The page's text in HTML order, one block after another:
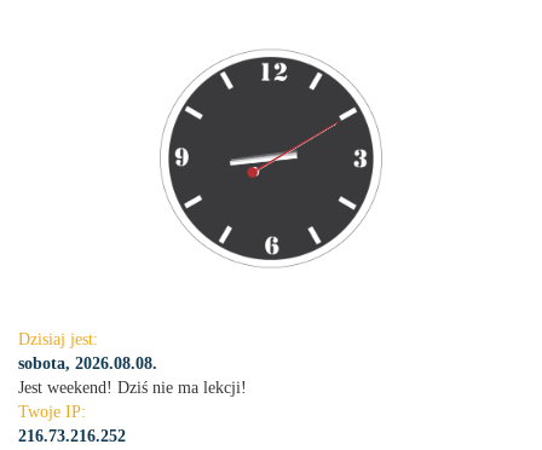
Dzisiaj jest:
sobota, 2026.08.08.
Jest weekend! Dziś nie ma lekcji!
Twoje IP:
216.73.216.252